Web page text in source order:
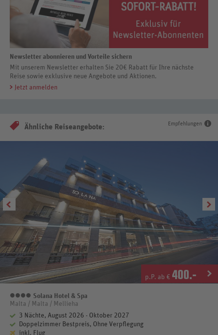
Newsletter abonnieren und Vorteile sichern
Mit unserem Newsletter erhalten Sie 20€ Rabatt für Ihre nächste
Reise sowie exklusive neue Angebote und Aktionen.
Jetzt anmelden
Empfehlungen
Ähnliche Reiseangebote:
p.P. ab € 400.-
4 Sterne
Solana Hotel & Spa
Malta / Malta / Mellieha
3 Nächte, August 2026 - Oktober 2027
Doppelzimmer Bestpreis, Ohne Verpflegung
inkl. Flug